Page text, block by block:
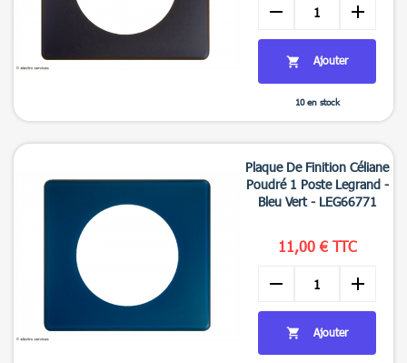

remove add
 Ajouter
10 en stock
Plaque De Finition Céliane
Poudré 1 Poste Legrand -
Bleu Vert - LEG66771
11,00 € TTC
remove add
 Ajouter